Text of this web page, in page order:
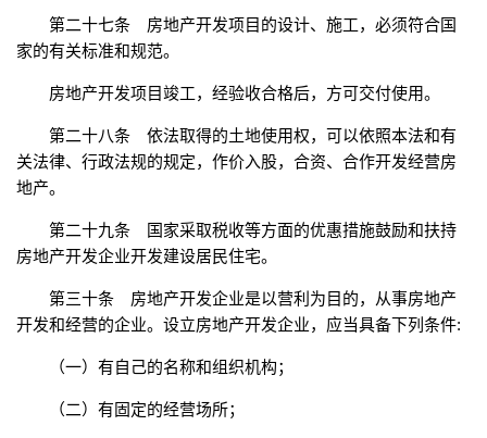
第二十七条 房地产开发项目的设计、施工，必须符合国
家的有关标准和规范。
房地产开发项目竣工，经验收合格后，方可交付使用。
第二十八条 依法取得的土地使用权，可以依照本法和有
关法律、行政法规的规定，作价入股，合资、合作开发经营房
地产。
第二十九条 国家采取税收等方面的优惠措施鼓励和扶持
房地产开发企业开发建设居民住宅。
第三十条 房地产开发企业是以营利为目的，从事房地产
开发和经营的企业。设立房地产开发企业，应当具备下列条件:
（一）有自己的名称和组织机构；
（二）有固定的经营场所；